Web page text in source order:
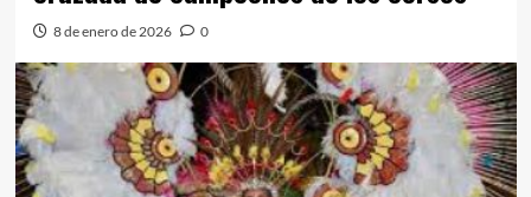
8 de enero de 2026 0